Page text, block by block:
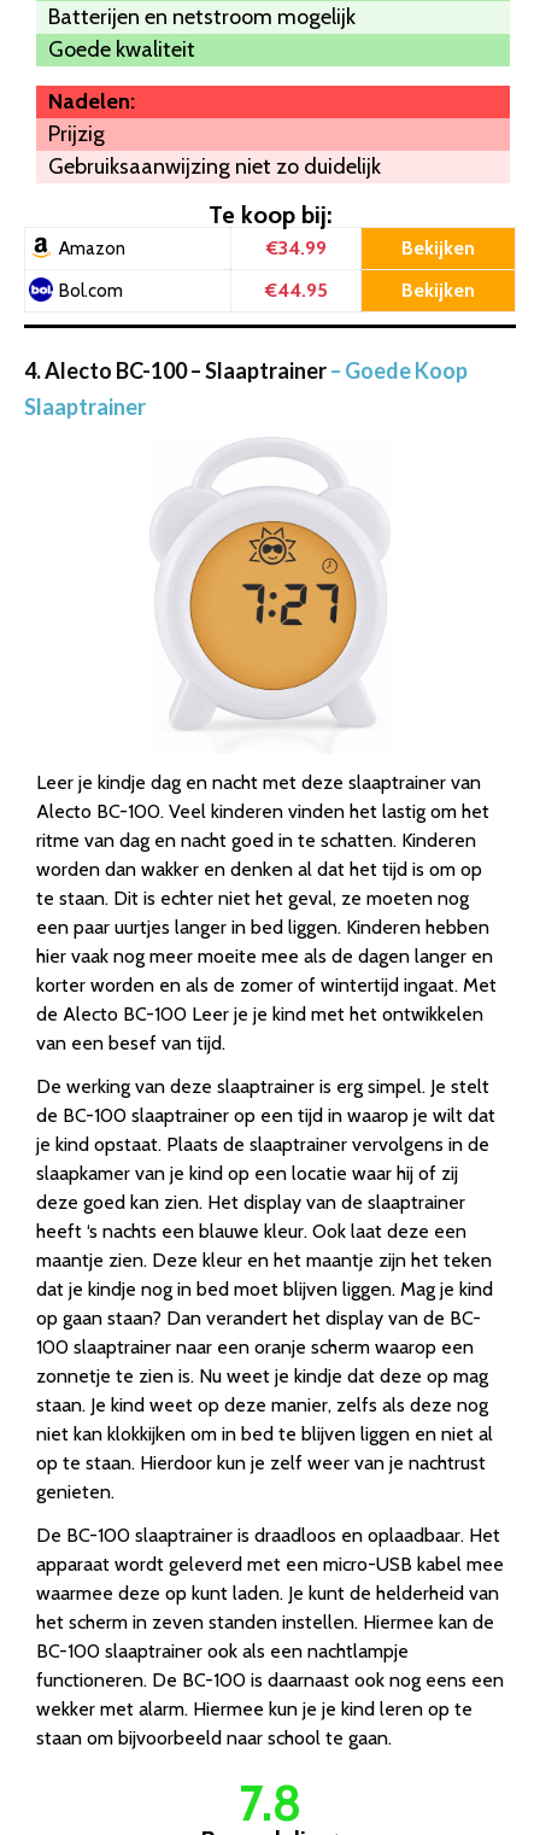
Batterijen en netstroom mogelijk
Goede kwaliteit
Nadelen:
Prijzig
Gebruiksaanwijzing niet zo duidelijk
Te koop bij:
Amazon €34.99 Bekijken
Bol.com €44.95 Bekijken
4. Alecto BC-100 – Slaaptrainer– Goede Koop
Slaaptrainer
Leer je kindje dag en nacht met deze slaaptrainer van
Alecto BC-100. Veel kinderen vinden het lastig om het
ritme van dag en nacht goed in te schatten. Kinderen
worden dan wakker en denken al dat het tijd is om op
te staan. Dit is echter niet het geval, ze moeten nog
een paar uurtjes langer in bed liggen. Kinderen hebben
hier vaak nog meer moeite mee als de dagen langer en
korter worden en als de zomer of wintertijd ingaat. Met
de Alecto BC-100 Leer je je kind met het ontwikkelen
van een besef van tijd.
De werking van deze slaaptrainer is erg simpel. Je stelt
de BC-100 slaaptrainer op een tijd in waarop je wilt dat
je kind opstaat. Plaats de slaaptrainer vervolgens in de
slaapkamer van je kind op een locatie waar hij of zij
deze goed kan zien. Het display van de slaaptrainer
heeft ‘s nachts een blauwe kleur. Ook laat deze een
maantje zien. Deze kleur en het maantje zijn het teken
dat je kindje nog in bed moet blijven liggen. Mag je kind
op gaan staan? Dan verandert het display van de BC-
100 slaaptrainer naar een oranje scherm waarop een
zonnetje te zien is. Nu weet je kindje dat deze op mag
staan. Je kind weet op deze manier, zelfs als deze nog
niet kan klokkijken om in bed te blijven liggen en niet al
op te staan. Hierdoor kun je zelf weer van je nachtrust
genieten.
De BC-100 slaaptrainer is draadloos en oplaadbaar. Het
apparaat wordt geleverd met een micro-USB kabel mee
waarmee deze op kunt laden. Je kunt de helderheid van
het scherm in zeven standen instellen. Hiermee kan de
BC-100 slaaptrainer ook als een nachtlampje
functioneren. De BC-100 is daarnaast ook nog eens een
wekker met alarm. Hiermee kun je je kind leren op te
staan om bijvoorbeeld naar school te gaan.
7.8